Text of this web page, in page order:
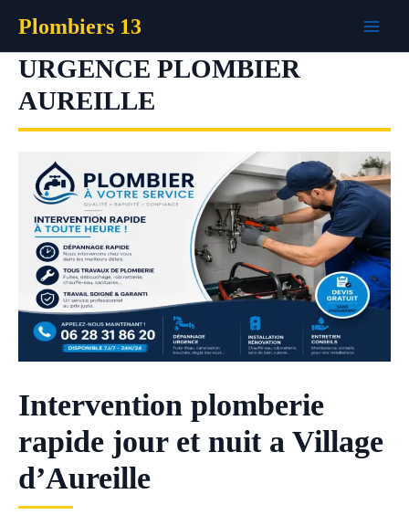
contenu
Plombiers 13
URGENCE PLOMBIER
AUREILLE
Intervention plomberie
rapide jour et nuit a Village
d’Aureille